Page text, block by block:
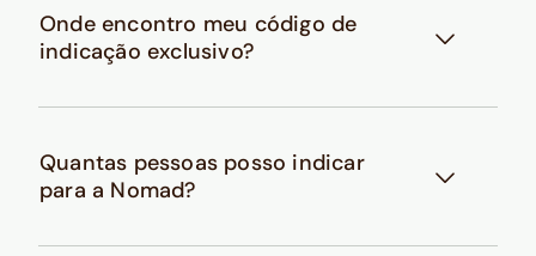
Onde encontro meu código de
indicação exclusivo?
Quantas pessoas posso indicar
para a Nomad?